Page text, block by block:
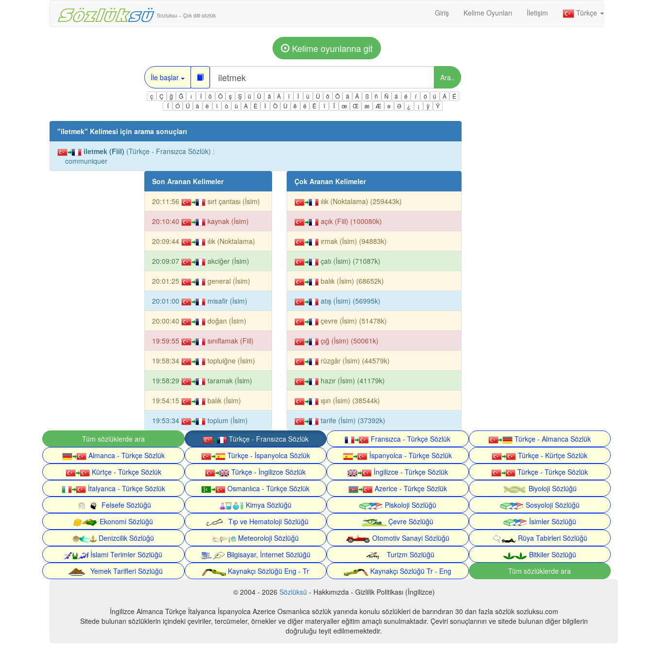
Sozluksu – Çok dilli sözlük Giriş Kelime Oyunları İletişim Türkçe
Kelime oyunlarına git
İle başlar Ara..
ç Ç ğ Ğ ı İ ö Ö ş Ş ü Ü â Â î Î û Û ô Ô ä Ä ß ñ Ñ á é í ó ú Á
É
Í
Ó Ú à è ì ò ù À È Ì Ò Ù ê ë Ë ï Ï œ Œ æ Æ ə Ə ¿ ¡ ÿ Ÿ
"iletmek" Kelimesi için arama sonuçları
iletmek (Fiil) (Türkçe - Fransızca Sözlük) :
communiquer
Son Aranan Kelimeler
20:11:56 sırt çantası (İsim)
20:10:40 kaynak (İsim)
20:09:44 ılık (Noktalama)
20:09:07 akciğer (İsim)
20:01:25 general (İsim)
20:01:00 misafir (İsim)
20:00:40 doğan (İsim)
19:59:55 sınıflamak (Fiil)
19:58:34 topluiğne (İsim)
19:58:29 taramak (İsim)
19:54:15 balık (İsim)
19:53:34 toplum (İsim)
Çok Aranan Kelimeler
ılık (Noktalama) (259443k)
açık (Fiil) (100080k)
ırmak (İsim) (94883k)
çatı (İsim) (71087k)
balık (İsim) (68652k)
atış (İsim) (56995k)
çevre (İsim) (51478k)
çığ (İsim) (50061k)
rüzgâr (İsim) (44579k)
hazır (İsim) (41179k)
ışın (İsim) (38544k)
tarife (İsim) (37392k)
Tüm sözlüklerde ara
Türkçe - Fransızca Sözlük Fransızca - Türkçe Sözlük
Türkçe - Almanca Sözlük
Almanca - Türkçe Sözlük
Türkçe - İspanyolca Sözlük İspanyolca - Türkçe Sözlük
Türkçe - Kürtçe Sözlük
Kürtçe - Türkçe Sözlük
Türkçe - İngilizce Sözlük İngilizce - Türkçe Sözlük
Türkçe - Türkçe Sözlük
İtalyanca - Türkçe Sözlük
Osmanlıca - Türkçe Sözlük Azerice - Türkçe Sözlük
Biyoloji Sözlüğü
Felsefe Sözlüğü
Kimya Sözlüğü Piskoloji Sözlüğü
Sosyoloji Sözlüğü
Ekonomi Sözlüğü
Tıp ve Hematoloji Sözlüğü Çevre Sözlüğü
İsimler Sözlüğü
Denizcilik Sözlüğü
Meteoroloji Sözlüğü Otomotiv Sanayi Sözlüğü
Rüya Tabirleri Sözlüğü
İslami Terimler Sözlüğü
Bilgisayar, İnternet Sözlüğü Turizm Sözlüğü
Bitkiler Sözlüğü
Yemek Tarifleri Sözlüğü
Kaynakçı Sözlüğü Eng - Tr Kaynakçı Sözlüğü Tr - Eng Tüm sözlüklerde ara
© 2004 - 2026 Sözlüksü - Hakkımızda - Gizlilik Politikası (İngilizce)
İngilizce Almanca Türkçe İtalyanca İspanyolca Azerice Osmanlıca sözlük yanında konulu sözlükleri de barındıran 30 dan fazla sözlük sozluksu.com
Sitede bulunan sözlüklerin içindeki çeviriler, tercümeler, örnekler ve diğer materyaller eğitim amaçlı sunulmaktadır. Çeviri sonuçlarının ve sitede bulunan diğer bilgilerin
doğruluğu teyit edilmemektedir.